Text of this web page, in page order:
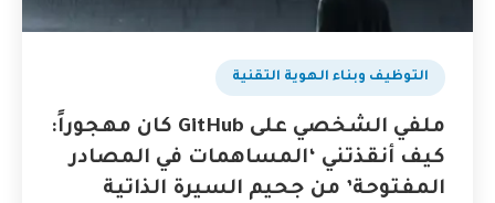
التوظيف وبناء الهوية التقنية
ملفي الشخصي على GitHub كان مهجوراً:
كيف أنقذتني ‘المساهمات في المصادر
المفتوحة’ من جحيم السيرة الذاتية